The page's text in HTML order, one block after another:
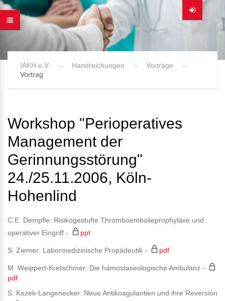
IAKH e.V. Handreichungen
Vorträge
Vortrag
Workshop "Perioperatives
Management der
Gerinnungsstörung"
24./25.11.2006, Köln-
Hohenlind
C.E. Dempfle: Risikogestufte Thromboembolieprophylaxe und
operativer Eingriff -
ppt
S. Ziemer: Labormedizinische Propädeutik - pdf
M. Weippert-Kretschmer: Die hämostaseologische Ambulanz -
pdf
S. Kozek-Langenecker: Neue Antikoagulantien und ihre Reversion